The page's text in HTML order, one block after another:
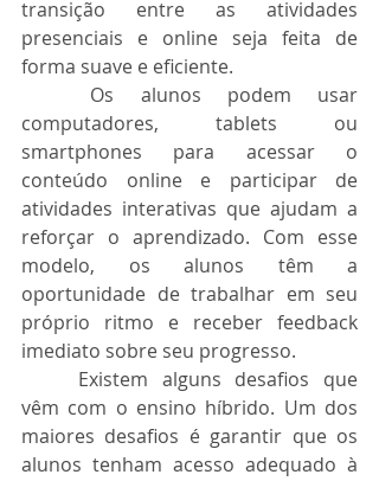
transição entre as atividades
presenciais e online seja feita de
forma suave e eficiente.
computadores, tablets ou
smartphones para acessar o
conteúdo online e participar de
atividades interativas que ajudam a
reforçar o aprendizado. Com esse
modelo, os alunos têm a
oportunidade de trabalhar em seu
próprio ritmo e receber feedback
imediato sobre seu progresso.
vêm com o ensino híbrido. Um dos
maiores desafios é garantir que os
alunos tenham acesso adequado à